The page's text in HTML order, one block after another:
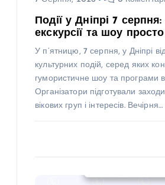
Події у Дніпрі 7
екскурсії та шоу
У п’ятницю, 7 серпня, у Дніпрі
культурних подій, серед яких
гумористичне шоу та програми в
Організатори підготували
вікових груп і інтересів. Вечірня…